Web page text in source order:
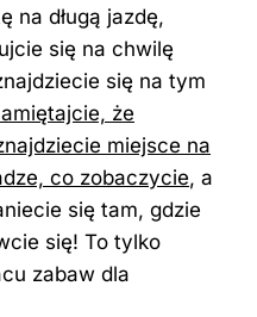
na długą jazdę,
się na chwilę
się na tym
że
miejsce na
co zobaczycie, a
się tam, gdzie
się! To tylko
zabaw dla